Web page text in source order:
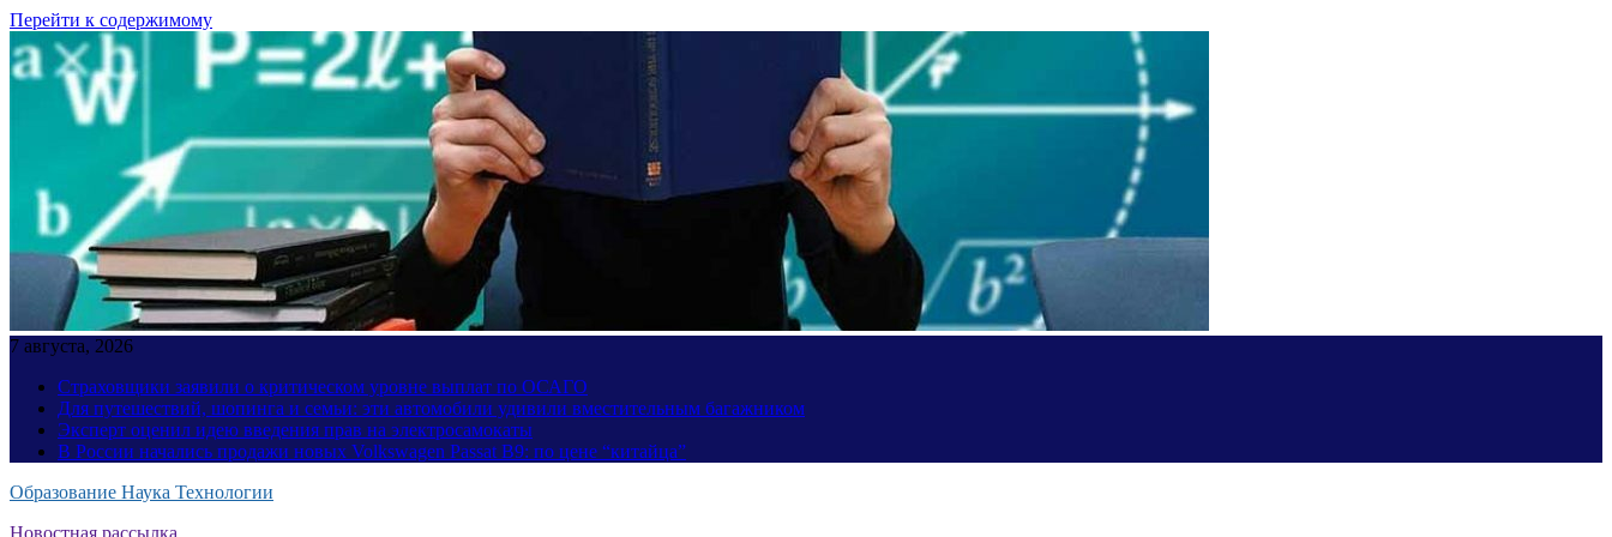
Перейти к содержимому
7 августа, 2026
Страховщики заявили о критическом уровне выплат по ОСАГО
Для путешествий, шопинга и семьи: эти автомобили удивили вместительным багажником
Эксперт оценил идею введения прав на электросамокаты
В России начались продажи новых Volkswagen Passat B9: по цене “китайца”
Образование Наука Технологии
Новостная рассылка